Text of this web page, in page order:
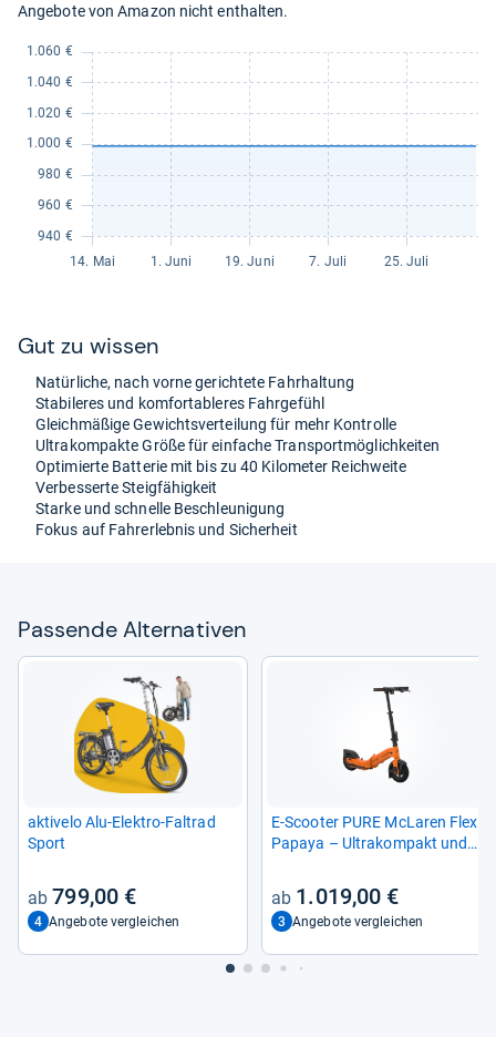
Angebote von Amazon nicht enthalten.
Gut zu wis­sen
Natür­li­che, nach vorne gerich­tete Fahr­hal­tung
Sta­bi­le­res und kom­for­ta­ble­res Fahr­ge­fühl
Gleich­mä­ßige Gewichts­ver­tei­lung für mehr Kon­trolle
Ultra­kom­pakte Größe für ein­fa­che Trans­port­mög­lich­kei­ten
Opti­mierte Bat­te­rie mit bis zu 40 Kilo­me­ter Reich­weite
Ver­bes­serte Steig­fä­hig­keit
Starke und schnelle Beschleu­ni­gung
Fokus auf Fah­rer­leb­nis und Sicher­heit
Pas­sende Alter­na­ti­ven
aktivelo Alu-​Elek­tro-​Fal­trad
Sport
799,00 €
4 Angebote vergleichen
E-​Scoo­ter PURE McLa­ren Flex
Papaya – Ultra­kom­pakt und
1.019,00 €
3 Angebote vergleichen